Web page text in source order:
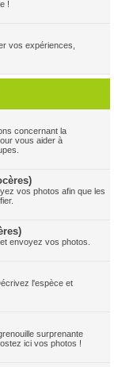
!
vos expériences,
concernant la
vous aider à
vos photos afin que les
envoyez vos photos.
l'espèce et
surprenante
ici vos photos !